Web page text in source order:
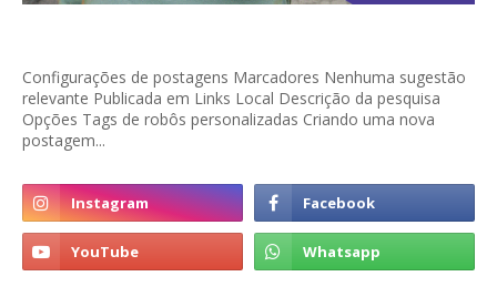
Configurações de postagens Marcadores Nenhuma sugestão
relevante Publicada em Links Local Descrição da pesquisa
Opções Tags de robôs personalizadas Criando uma nova
postagem...